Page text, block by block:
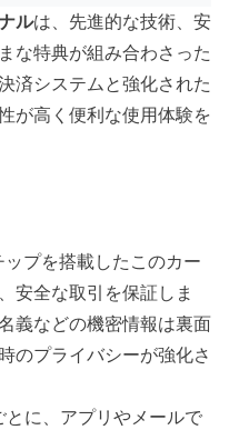
ルは、先進的な技術、安
な特典が組み合わさった
済システムと強化された
が高く便利な使用体験を
ップを搭載したこのカー
安全な取引を保証しま
義などの機密情報は裏面
のプライバシーが強化さ
とに、アプリやメールで